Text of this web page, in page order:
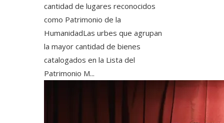
cantidad de lugares reconocidos
como Patrimonio de la
HumanidadLas urbes que agrupan
la mayor cantidad de bienes
catalogados en la Lista del
Patrimonio M...